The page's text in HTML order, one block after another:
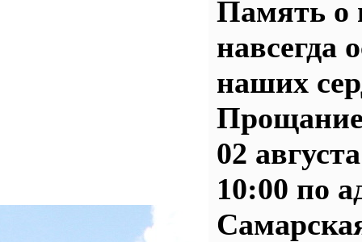
Память о
навсегда
наших
Прощание
02
10:00 по